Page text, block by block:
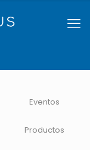
Eventos
Productos